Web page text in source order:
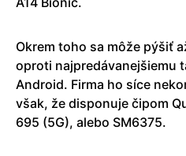
Okrem toho sa môže pýšiť
oproti najpredávanejšiemu
Android. Firma ho síce
však, že disponuje čipom
695 (5G), alebo SM6375.